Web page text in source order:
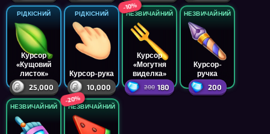
РІДКІСНИЙ
Курсор
«Кущовий
листок»
25,000
РІДКІСНИЙ
Курсор-рука
10,000
НЕЗВИЧАЙНИЙ
Курсор
«Могутня
виделка»
200 180
-10%
НЕЗВИЧАЙНИЙ
Курсор-
ручка
200
НЕЗВИЧАЙНИЙ НЕЗВИЧАЙНИЙ
-20%